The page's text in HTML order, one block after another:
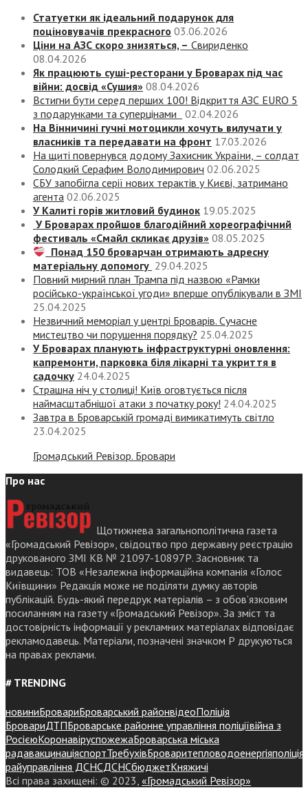
Статуетки як ідеальний подарунок для
поціновувачів прекрасного 03.06.2026
Ціни на АЗС скоро знизяться, – Свириденко
08.04.2026
Як працюють суші-ресторани у Броварах під час
війни: досвід «Сушия» 08.04.2026
Встигни бути серед перших 100! Відкриття АЗС EURO 5
з подарунками та суперцінами
02.04.2026
На Вінничині гучні мотоцикли хочуть вилучати у
власників та передавати на фронт 17.03.2026
На щиті повернувся додому Захисник України, – солдат
Солодкий Серафим Володимирович 02.06.2025
СБУ запобігла серії нових терактів у Києві, затримано
агента 02.06.2025
У Калиті горів житловий будинок 19.05.2025
У Броварах пройшов благодійний хореографічний
фестиваль «Смайл скликає друзів» 08.05.2025
Понад 150 броварчан отримають адресну
матеріальну допомогу 29.04.2025
Повний мирний план Трампа під назвою «‎Рамки
російсько-української угоди» вперше опублікували в ЗМІ
25.04.2025
Незвичний меморіал у центрі Броварів. Сучасне
мистецтво чи порушення порядку? 25.04.2025
У Броварах планують інфраструктурні оновлення:
капремонти, парковка біля лікарні та укриття в
садочку 24.04.2025
Страшна ніч у столиці! Київ оговтується після
наймасштабнішої атаки з початку року! 24.04.2025
Завтра в Броварській громаді вимикатимуть світло
23.04.2025
Громадський Ревізор. Бровари
Про нас
Щотижнева загальнополітична газета
«Громадський Ревізор», свідоцтво про державну реєстрацію
друкованого ЗМІ КВ № 21097-10897Р. Засновник та
видавець: ТОВ «Незалежна інформаційна компанія «Голос
Київщини» Редакція може не поділяти думку авторів
публікацій. Будь-який передрук матеріалів – з обов’язковим
посиланням на газету «Громадський Ревізор». За зміст та
достовірність інформації у рекламних матеріалах відповідає
рекламодавець. Матеріали, позначені значком Р друкуються
на правах реклами.
# TRENDING
новиниБровариБроварський районвідеоПоліція
БровариДТПБроварське районне управління поліціївійна з
РосієюКоронавіруспожежаБроварська міська
радавакцинаціяспортТребухівБроваритепловодоенергіяполіція
райуправління ДСНСДСНСбюджетКняжичі
Всі права захищені: © 2023, «Громадський Ревізор»